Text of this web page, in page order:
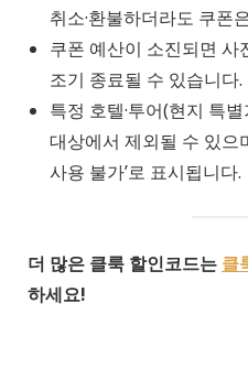
취소·환불하더라도 쿠폰
쿠폰 예산이 소진되면 사
조기 종료될 수 있습니다.
특정 호텔·투어(현지 특
대상에서 제외될 수 있으
사용 불가’로 표시됩니다.
더 많은 클룩 할인코드는 클
하세요!